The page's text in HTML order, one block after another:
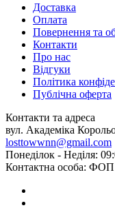
Доставка
Оплата
Повернення та
Контакти
Про нас
Відгуки
Політика
Публічна оферта
Контакти та адреса
вул. Академіка
losttowwnn@gmail.com
Понеділок - Неділя:
Контактна особа: ФОП